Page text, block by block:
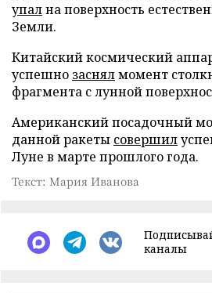
упална поверхность
Земли.
Китайский космический
успешно заснялмомент
фрагмента с лунной
Американский посадочный
данной ракеты совершил
Луне в марте прошлого года.
Текст: Мария Иванова
каналы